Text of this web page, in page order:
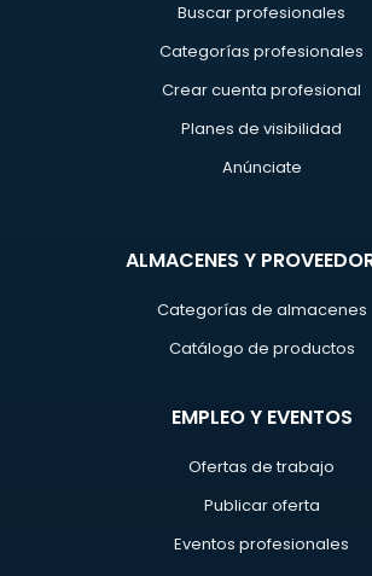
Buscar profesionales
Categorías profesionales
Crear cuenta profesional
Planes de visibilidad
Anúnciate
ALMACENES Y
Categorías de almacenes
Catálogo de productos
EMPLEO Y EVENTOS
Ofertas de trabajo
Publicar oferta
Eventos profesionales